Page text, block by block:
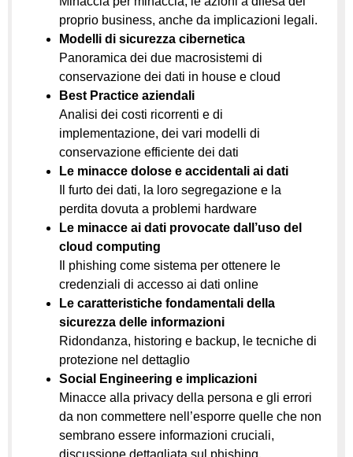
proprio business, anche da implicazioni legali.
Modelli di sicurezza cibernetica
Panoramica dei due macrosistemi di
conservazione dei dati in house e cloud
Best Practice aziendali
Analisi dei costi ricorrenti e di
implementazione, dei vari modelli di
conservazione efficiente dei dati
Le minacce dolose e accidentali ai dati
Il furto dei dati, la loro segregazione e la
perdita dovuta a problemi hardware
Le minacce ai dati provocate dall’uso del
cloud computing
Il phishing come sistema per ottenere le
credenziali di accesso ai dati online
Le caratteristiche fondamentali della
sicurezza delle informazioni
Ridondanza, historing e backup, le tecniche di
protezione nel dettaglio
Social Engineering e implicazioni
Minacce alla privacy della persona e gli errori
da non commettere nell’esporre quelle che non
sembrano essere informazioni cruciali,